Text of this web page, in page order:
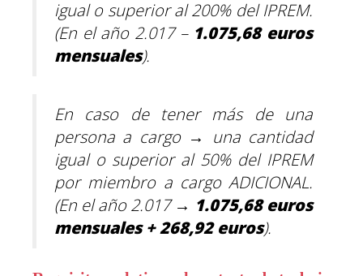
igual o superior al 200% del IPREM.
(En el año 2.017 – 1.075,68euros
mensuales).
En caso de tener más de una
persona a cargo → una cantidad
igual o superior al 50% del IPREM
por miembro a cargo ADICIONAL.
(En el año 2.017 → 1.075,68euros
mensuales+268,92euros).